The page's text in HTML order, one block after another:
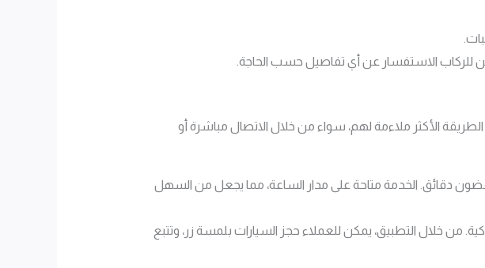
للركاب الاستفسار عن أي تفاصيل حسب الحاجة.
الأكثر ملاءمة لهم، سواء من خلال الاتصال مباشرة أو
الرقم 50509520 لحجز تاكسي في غضون دقائق. الخدمة متاحة على مدار الساعة، مما يجعل من السهل
من خلال التطبيق، يمكن للعملاء حجز السيارات بلمسة زر، وتتبع